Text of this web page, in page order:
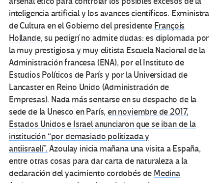
inteligencia artificial y los avances científicos. Exministra
de Cultura en el Gobierno del presidente François
Hollande, su pedigrí no admite dudas: es diplomada por
la muy prestigiosa y muy elitista Escuela Nacional de la
Administración francesa (ENA), por el Instituto de
Estudios Políticos de París y por la Universidad de
Lancaster en Reino Unido (Administración de
Empresas). Nada más sentarse en su despacho de la
sede de la Unesco en París, en noviembre de 2017,
Estados Unidos e Israel anunciaron que se iban de la
institución “por demasiado politizada y
antiisraelí”.Azoulay inicia mañana una visita a España,
entre otras cosas para dar carta de naturaleza a la
declaración del yacimiento cordobés de Medina